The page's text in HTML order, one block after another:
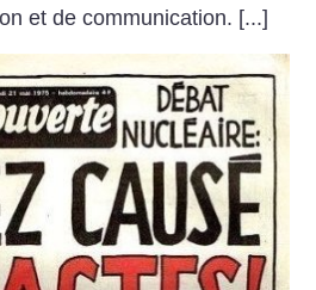
et de communication. [...]